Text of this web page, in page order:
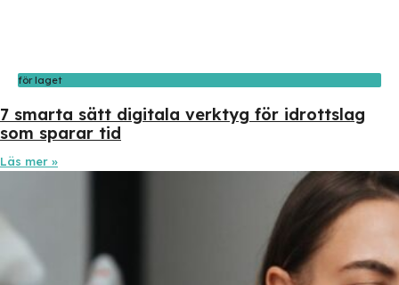
för laget
7 smarta sätt digitala verktyg för idrottslag
som sparar tid
Läs mer »